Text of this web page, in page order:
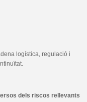
logística, regulació i
dels riscos rellevants